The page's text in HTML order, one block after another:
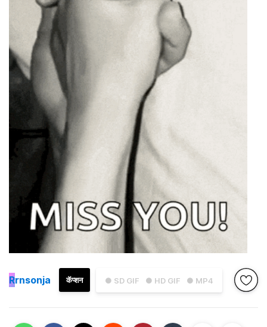
● SD GIF ● HD GIF ● MP4
कॅप्शन
Rrnsonja